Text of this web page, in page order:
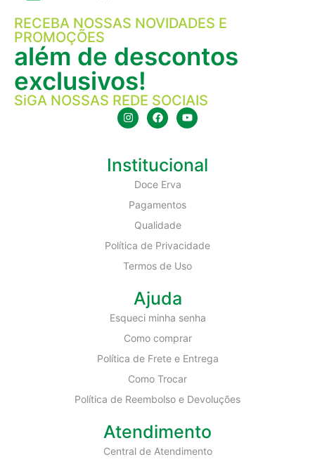
RECEBA NOSSAS NOVIDADES E
PROMOÇÕES
além de descontos
exclusivos!
SiGA NOSSAS REDE SOCIAIS
Institucional
Doce Erva
Pagamentos
Qualidade
Política de Privacidade
Termos de Uso
Ajuda
Esqueci minha senha
Como comprar
Política de Frete e Entrega
Como Trocar
Política de Reembolso e Devoluções
Atendimento
Central de Atendimento